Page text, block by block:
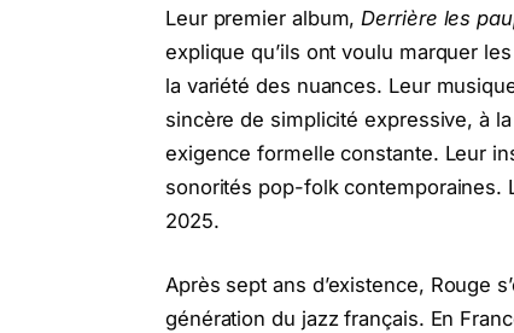
Leur premier album, Derrière les
explique qu’ils ont voulu marquer
la variété des nuances. Leur
sincère de simplicité expressive, à
exigence formelle constante. Leur
sonorités pop-folk contemporaines.
2025.
Après sept ans d’existence, Rouge
génération du jazz français. En